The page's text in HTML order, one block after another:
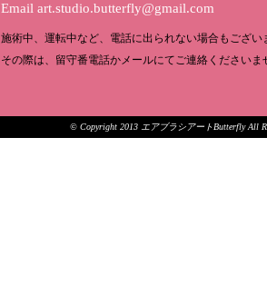
Email art.studio.butterfly@gmail.com
施術中、運転中など、電話に出られない場合もござい
その際は、留守番電話かメールにてご連絡くださいま
© Copyright 2013 エアブラシアートButterfly All